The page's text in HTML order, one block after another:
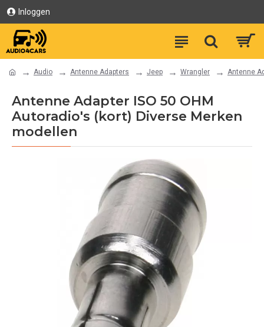
Inloggen
Audio Antenne Adapters Jeep Wrangler Antenne
Antenne Adapter ISO 50 OHM
Autoradio's (kort) Diverse Merken
modellen